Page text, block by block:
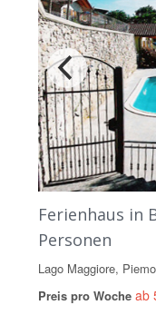
Ferienhaus in
Personen
Lago Maggiore,
Preis pro Woche ab